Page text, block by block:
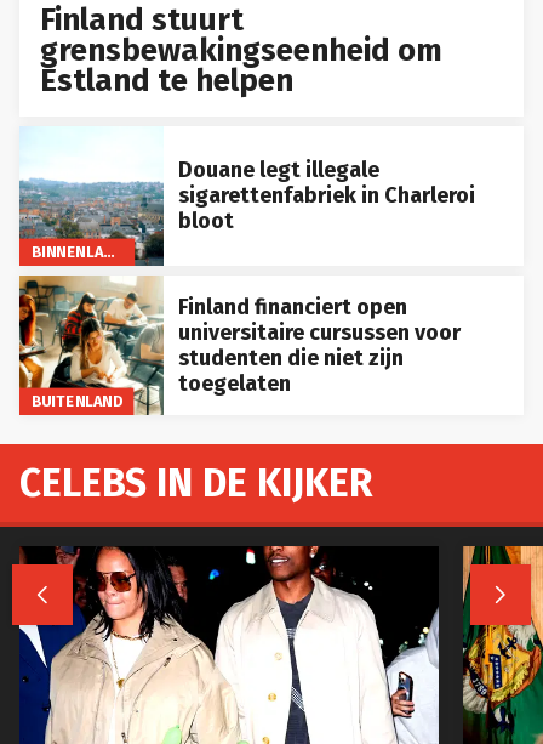
Finland stuurt
grensbewakingseenheid om
Estland te helpen
BINNENLAND
Douane legt illegale
sigarettenfabriek in Charleroi
bloot
BUITENLAND
Finland financiert open
universitaire cursussen voor
studenten die niet zijn
toegelaten
CELEBS IN DE KIJKER
 